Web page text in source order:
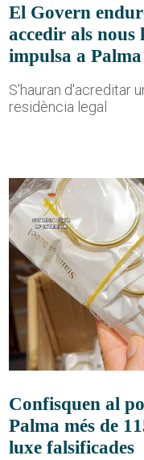
El Govern
accedir als nous
impulsa a Palma
S'hauran d'acreditar
residència legal
Confisquen al
Palma més de
luxe falsificades